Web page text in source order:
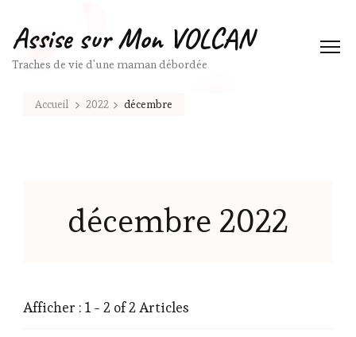
Assise sur Mon VOLCAN
Traches de vie d'une maman débordée
Accueil 2022 décembre
décembre 2022
Afficher : 1 - 2 of 2 Articles